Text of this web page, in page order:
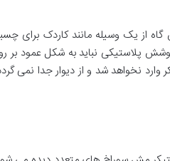
یک وسیله مانند کاردک برای
وارد نخواهد شد و از دیوار جدا